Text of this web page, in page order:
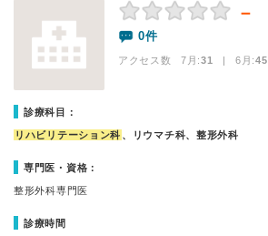
－
0件
アクセス数 7月:31 | 6月:45
診療科目：
リハビリテーション科 、リウマチ科、整形外科
専門医・資格：
整形外科専門医
診療時間